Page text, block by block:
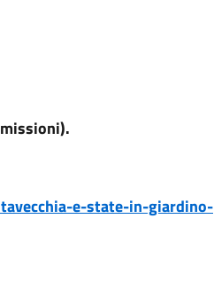
e-state-in-giardino-